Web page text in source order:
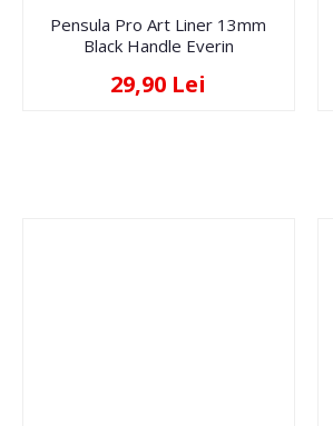
Pensula Pro Art Liner 13mm
Black Handle Everin
29,90 Lei